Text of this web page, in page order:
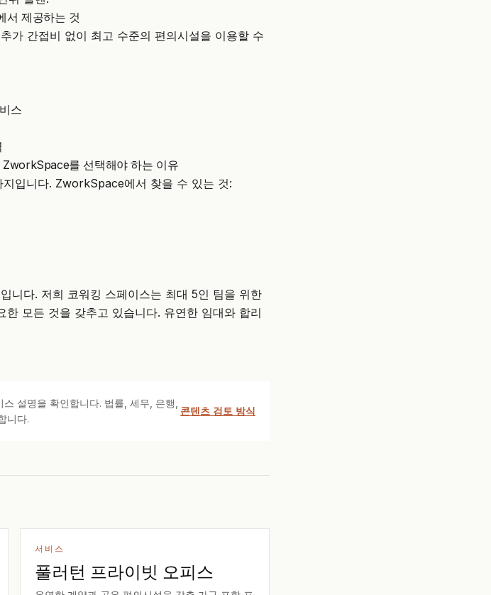
서 제공하는 것
가 간접비 없이 최고 수준의 편의시설을 이용할 수
스
를 선택해야 하는 이유
입니다. ZworkSpace에서 찾을 수 있는 것:
니다. 저희 코워킹 스페이스는 최대 5인 팀을 위한
모든 것을 갖추고 있습니다. 유연한 임대와 합리
설명을 확인합니다. 법률, 세무, 은행,
니다.
콘텐츠 검토 방식
서비스
풀러턴 프라이빗 오피스